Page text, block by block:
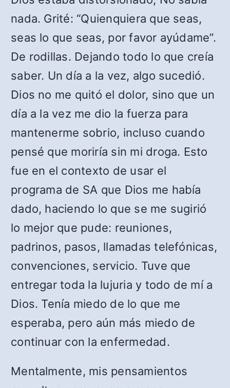
nada. Grité: “Quienquiera que seas,
seas lo que seas, por favor ayúdame”.
De rodillas. Dejando todo lo que creía
saber. Un día a la vez, algo sucedió.
Dios no me quitó el dolor, sino que un
día a la vez me dio la fuerza para
mantenerme sobrio, incluso cuando
pensé que moriría sin mi droga. Esto
fue en el contexto de usar el
programa de SA que Dios me había
dado, haciendo lo que se me sugirió
lo mejor que pude: reuniones,
padrinos, pasos, llamadas telefónicas,
convenciones, servicio. Tuve que
entregar toda la lujuria y todo de mí a
Dios. Tenía miedo de lo que me
esperaba, pero aún más miedo de
continuar con la enfermedad.
Mentalmente, mis pensamientos